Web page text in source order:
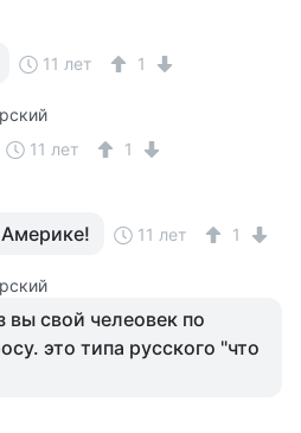
11 лет 1
11 лет 1
11 лет 1
вы свой челеовек по
это типа русского "что